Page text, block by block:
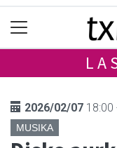
2026/02/07 18:00
MUSIKA